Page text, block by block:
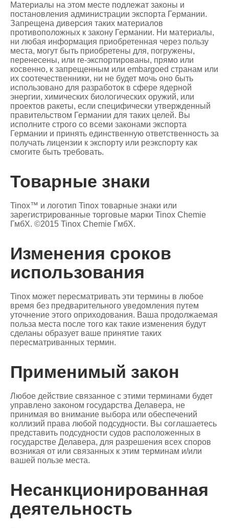
Материалы на этом месте подлежат законы и
постановления администрации экспорта Германии.
Запрещена диверсия таких материалов
противоположных к закону Германии. Ни материалы,
ни любая информация приобретенная через пользу
места, могут быть приобретены для, погружены,
перенесены, или re-экспортированы, прямо или
косвенно, к запрещенным или embargoed странам или
их соотечественники, ни не будет мочь оно быть
использовано для разработок в сфере ядерной
энергии, химических биологических оружий, или
проектов ракеты, если специфически утвержденный
правительством Германии для таких целей. Вы
исполните строго со всеми законами экспорта
Германии и принять единственную ответственность за
получать лицензии к экспорту или реэкспорту как
смогите быть требовать.
Товарные знаки
Tinox™ и логотип Tinox товарные знаки или
зарегистрированные торговые марки Tinox Chemie
ГмбХ. ©2015 Tinox Chemie ГмбХ.
Изменения сроков
использования
Tinox может пересматривать эти термины в любое
время без предварительного уведомления путем
уточнение этого оприходования. Ваша продолжаемая
польза места после того как такие изменения будут
сделаны образует ваше принятие таких
пересматриванных термин.
Применимый закон
Любое действие связанное с этими терминами будет
управлено законом государства Делавера, не
принимая во внимание выбора или обеспечений
коллизий права любой подсудности. Вы соглашаетесь
представить подсудности судов расположенных в
государстве Делавера, для разрешения всех споров
возникая от или связанных к этим терминам и/или
вашей пользе места.
Несанкционированная
деятельность